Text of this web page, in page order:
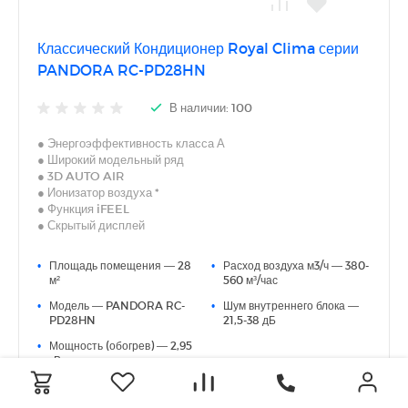
Классический Кондиционер Royal Clima серии
PANDORA RC-PD28HN
В наличии: 100
● Энергоэффективность класса А
● Широкий модельный ряд
● 3D AUTO AIR
● Ионизатор воздуха *
● Функция iFEEL
● Скрытый дисплей
● Режим дежурного обогрева – поддержание +8 °С
● Экономичный режим ECO
● Современный эргономичный пульт управления с яркой
оранжевой подсветкой
● Шумоизоляция наружного блока
* Для моделей с индексом 22/28/35
•
Площадь помещения — 28
м²
•
Модель — PANDORA RC-
PD28HN
•
Мощность (обогрев) — 2,95
кВт
•
Расход воздуха м3/ч — 380-
560 м³/час
•
Шум внутреннего блока —
21,5-38 дБ